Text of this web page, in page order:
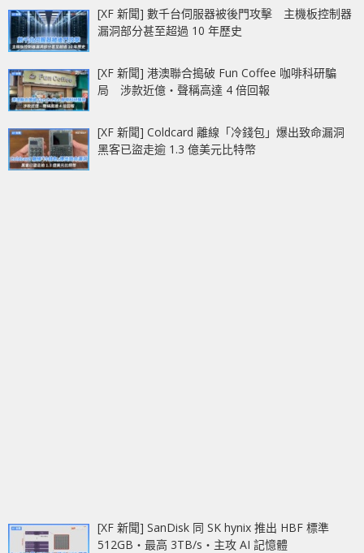
[XF 新聞] 數千台伺服器被後門攻擊 主機板控制器
漏洞部分甚至超過 10 年歷史
[XF 新聞] 港澳聯合搗破 Fun Coffee 咖啡科研騙
局 涉款近億‧聲稱高達 4 倍回報
[XF 新聞] Coldcard 離線「冷錢包」爆出致命漏洞
黑客已盜走逾 1.3 億美元比特幣
[XF 新聞] SanDisk 同 SK hynix 推出 HBF 標準
512GB‧最高 3TB/s‧主攻 AI 記憶體